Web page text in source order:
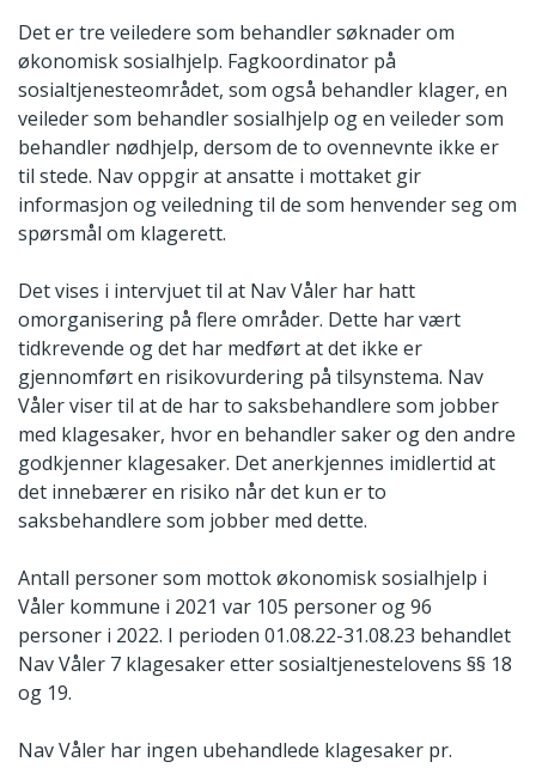
Det er tre veiledere som behandler søknader om
økonomisk sosialhjelp. Fagkoordinator på
sosialtjenesteområdet, som også behandler klager, en
veileder som behandler sosialhjelp og en veileder som
behandler nødhjelp, dersom de to ovennevnte ikke er
til stede. Nav oppgir at ansatte i mottaket gir
informasjon og veiledning til de som henvender seg om
spørsmål om klagerett.
Det vises i intervjuet til at Nav Våler har hatt
omorganisering på flere områder. Dette har vært
tidkrevende og det har medført at det ikke er
gjennomført en risikovurdering på tilsynstema. Nav
Våler viser til at de har to saksbehandlere som jobber
med klagesaker, hvor en behandler saker og den andre
godkjenner klagesaker. Det anerkjennes imidlertid at
det innebærer en risiko når det kun er to
saksbehandlere som jobber med dette.
Antall personer som mottok økonomisk sosialhjelp i
Våler kommune i 2021 var 105 personer og 96
personer i 2022. I perioden 01.08.22-31.08.23 behandlet
Nav Våler 7 klagesaker etter sosialtjenestelovens §§ 18
og 19.
Nav Våler har ingen ubehandlede klagesaker pr.